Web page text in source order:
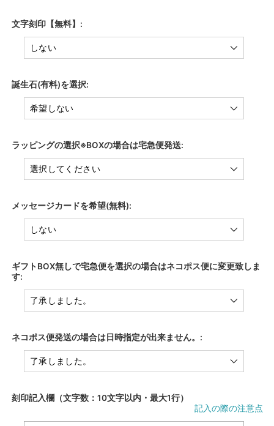
文字刻印【無料】:
誕生石(有料)を選択:
ラッピングの選択※BOXの場合は宅急便発送:
メッセージカードを希望(無料):
ギフトBOX無しで宅急便を選択の場合はネコポス便に変更致しま
す:
ネコポス便発送の場合は日時指定が出来ません。:
刻印記入欄（文字数：10文字以内・最大1行）
記入の際の注意点